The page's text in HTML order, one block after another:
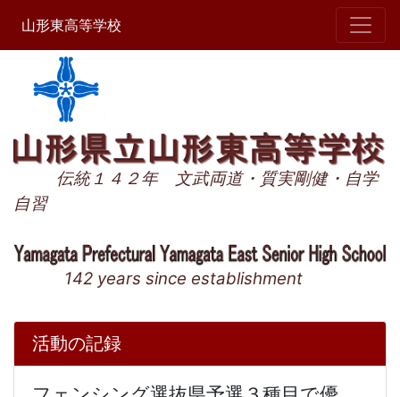
山形東高等学校
伝統１４２年 文武両道・質実剛健・自学
自習
142 years since establishment
活動の記録